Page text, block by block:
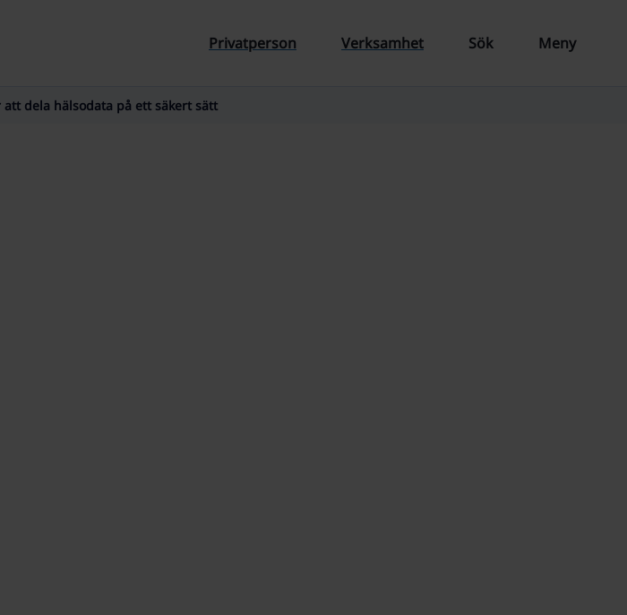
Privatperson Verksamhet Sök Meny
dela hälsodata på ett säkert sätt